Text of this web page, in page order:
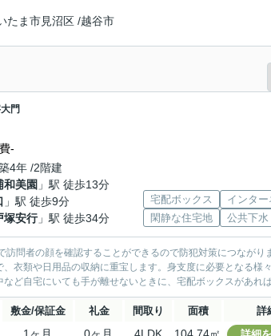
たま市見沼区 /越谷市
門
-
4年 /2階建
和美園 」駅 徒歩13分
」駅 徒歩9分
塚安行」駅 徒歩34分
宅配ボックス
インタ
閑静な住宅地
公共下水
問者の顔を確認することができるので防犯対策につながり
衣類や日用品の収納に重宝します。身支度に必要となる様
ど自宅にいても手が離せないときに、宅配ボックスがあれ
敷金/保証金 礼金 間取り 面積 詳